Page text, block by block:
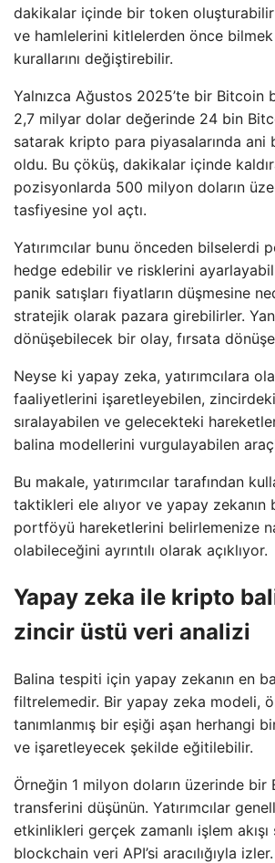
dakikalar içinde bir token
ve hamlelerini kitlelerden önce
kurallarını değiştirebilir.
Yalnızca Ağustos 2025’te bir Bitcoin
2,7 milyar dolar değerinde 24 bin
satarak kripto para piyasalarında ani
oldu. Bu çöküş, dakikalar içinde
pozisyonlarda 500 milyon doların
tasfiyesine yol açtı.
Yatırımcılar bunu önceden bilselerdi
hedge edebilir ve risklerini
panik satışları fiyatların düşmesine
stratejik olarak pazara girebilirler.
dönüşebilecek bir olay, fırsata
Neyse ki yapay zeka, yatırımcılara
faaliyetlerini işaretleyebilen,
sıralayabilen ve gelecekteki
balina modellerini vurgulayabilen
Bu makale, yatırımcılar tarafından
taktikleri ele alıyor ve yapay zekanın
portföyü hareketlerini belirlemenize
olabileceğini ayrıntılı olarak açıklıyor.
Yapay zeka ile kripto
zincir üstü veri analizi
Balina tespiti için yapay zekanın en
filtrelemedir. Bir yapay zeka modeli,
tanımlanmış bir eşiği aşan herhangi
ve işaretleyecek şekilde eğitilebilir.
Örneğin 1 milyon doların üzerinde bir
transferini düşünün. Yatırımcılar
etkinlikleri gerçek zamanlı işlem
blockchain veri API’si aracılığıyla